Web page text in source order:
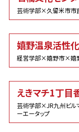
芸術学部×久留米市市
嬉野温泉活性
経営学部×嬉野市×嬉
えきマチ1丁
芸術学部×JR九州ビル
ーエータップ